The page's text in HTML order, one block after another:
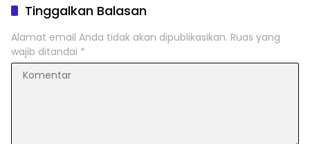
Tinggalkan Balasan
Alamat email Anda tidak akan dipublikasikan. Ruas yang
wajib ditandai *